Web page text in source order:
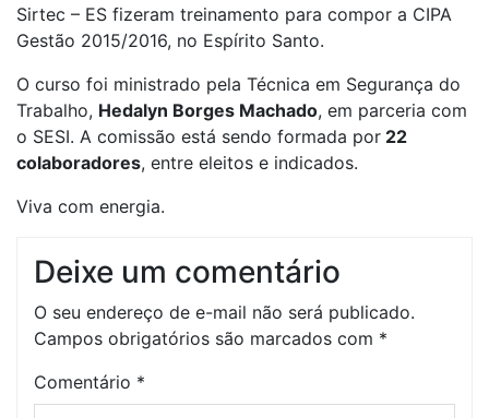
Sirtec – ES fizeram treinamento para compor a CIPA
Gestão 2015/2016, no Espírito Santo.
O curso foi ministrado pela Técnica em Segurança do
Trabalho, Hedalyn Borges Machado, em parceria com
o SESI. A comissão está sendo formada por 22
colaboradores, entre eleitos e indicados.
Viva com energia.
Deixe um comentário
O seu endereço de e-mail não será publicado.
Campos obrigatórios são marcados com *
Comentário *